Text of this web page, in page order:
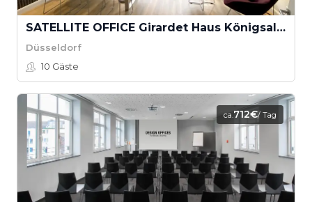
SATELLITE OFFICE Girardet Haus Königsallee - Creative Meet "Catwalk"
Düsseldorf
10 Gäste
ca.712€/ Tag